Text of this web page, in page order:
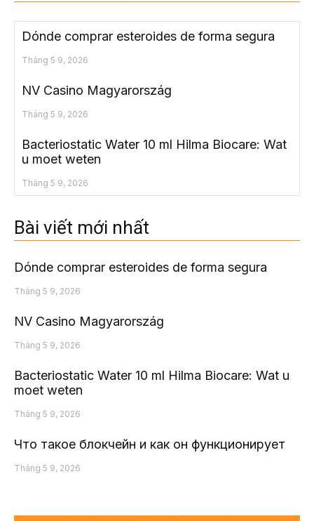
Dónde comprar esteroides de forma segura
Tháng 5 9, 2026
NV Casino Magyarország
Tháng 5 9, 2026
Bacteriostatic Water 10 ml Hilma Biocare: Wat
u moet weten
Tháng 5 9, 2026
Bài viết mới nhất
Dónde comprar esteroides de forma segura
Tháng 5 9, 2026
NV Casino Magyarország
Tháng 5 9, 2026
Bacteriostatic Water 10 ml Hilma Biocare: Wat u
moet weten
Tháng 5 9, 2026
Что такое блокчейн и как он функционирует
Tháng 5 9, 2026